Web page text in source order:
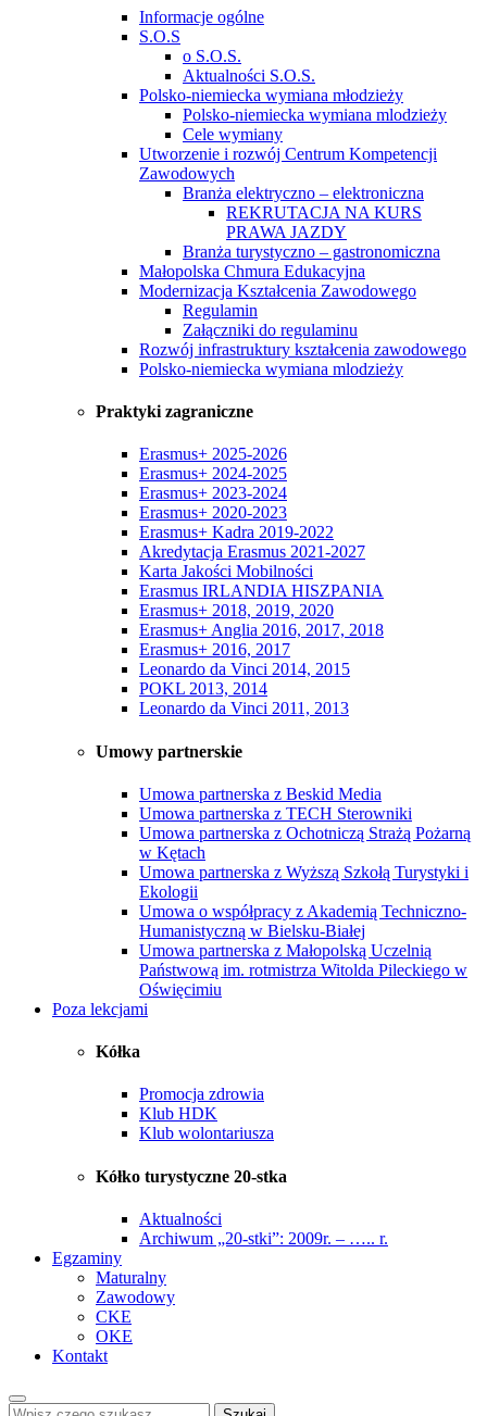
Informacje ogólne
S.O.S
o S.O.S.
Aktualności S.O.S.
Polsko-niemiecka wymiana młodzieży
Polsko-niemiecka wymiana mlodzieży
Cele wymiany
Utworzenie i rozwój Centrum Kompetencji
Zawodowych
Branża elektryczno – elektroniczna
REKRUTACJA NA KURS
PRAWA JAZDY
Branża turystyczno – gastronomiczna
Małopolska Chmura Edukacyjna
Modernizacja Kształcenia Zawodowego
Regulamin
Załączniki do regulaminu
Rozwój infrastruktury kształcenia zawodowego
Polsko-niemiecka wymiana mlodzieży
Praktyki zagraniczne
Erasmus+ 2025-2026
Erasmus+ 2024-2025
Erasmus+ 2023-2024
Erasmus+ 2020-2023
Erasmus+ Kadra 2019-2022
Akredytacja Erasmus 2021-2027
Karta Jakości Mobilności
Erasmus IRLANDIA HISZPANIA
Erasmus+ 2018, 2019, 2020
Erasmus+ Anglia 2016, 2017, 2018
Erasmus+ 2016, 2017
Leonardo da Vinci 2014, 2015
POKL 2013, 2014
Leonardo da Vinci 2011, 2013
Umowy partnerskie
Umowa partnerska z Beskid Media
Umowa partnerska z TECH Sterowniki
Umowa partnerska z Ochotniczą Strażą Pożarną
w Kętach
Umowa partnerska z Wyższą Szkołą Turystyki i
Ekologii
Umowa o współpracy z Akademią Techniczno-
Humanistyczną w Bielsku-Białej
Umowa partnerska z Małopolską Uczelnią
Państwową im. rotmistrza Witolda Pileckiego w
Oświęcimiu
Poza lekcjami
Kółka
Promocja zdrowia
Klub HDK
Klub wolontariusza
Kółko turystyczne 20-stka
Aktualności
Archiwum „20-stki”: 2009r. – ….. r.
Egzaminy
Maturalny
Zawodowy
CKE
OKE
Kontakt